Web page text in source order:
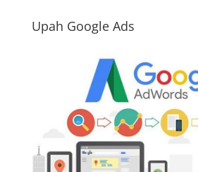
Upah Google Ads